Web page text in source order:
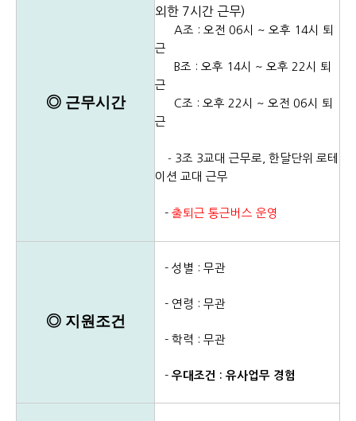
◎ 근무시간
외한 7시간 근무)
A조 : 오전 06시 ~ 오후 14시 퇴
근
B조 : 오후 14시 ~ 오후 22시 퇴
근
C조 : 오후 22시 ~ 오전 06시 퇴
근
- 3조 3교대 근무로, 한달단위 로테
이션 교대 근무
- 출퇴근 통근버스 운영
◎ 지원조건
- 성별 : 무관
- 연령 : 무관
- 학력 : 무관
- 우대조건 : 유사업무 경험